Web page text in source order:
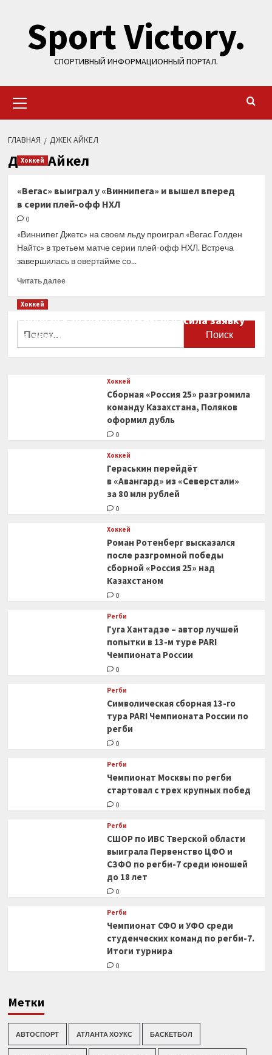
содержимому
Sport Victory.
СПОРТИВНЫЙ ИНФОРМАЦИОННЫЙ ПОРТАЛ.
меню
ГЛАВНАЯ ДЖЕК АЙКЕЛ
Джек Айкел
Хоккей
«Вегас» выиграл у «Виннипега» и вышел вперед
в серии плей-офф НХЛ
0
«Виннипег Джетс» на своем льду проиграл «Вегас Голден
Найтс» в третьем матче серии плей-офф НХЛ. Встреча
завершилась в овертайме со...
Читать далееПрочитать
и вышел
Хоккей
Сборная Канады по хоккею огласила заявку
на чемпионат мира
Хоккей
Сборная «Россия 25» разгромила
команду Казахстана, Поляков
оформил дубль
0
Хоккей
Гераськин перейдёт
в «Авангард» из «Северстали»
за 80 млн рублей
0
Хоккей
Роман Ротенберг высказался
после разгромной победы
сборной «Россия 25» над
Казахстаном
0
Регби
Гуга Хантадзе – автор лучшей
попытки в 13-м туре PARI
Чемпионата России
0
Регби
Символическая сборная 13-го
тура PARI Чемпионата России по
регби
0
Регби
Чемпионат Москвы по регби
стартовал с трех крупных побед
0
Регби
СШОР по ИВС Тверской области
выиграла Первенство ЦФО и
СЗФО по регби-7 среди юношей
до 18 лет
0
Регби
Чемпионат СФО и УФО среди
студенческих команд по регби-7.
Итоги турнира
0
Метки
АВТОСПОРТ АТЛАНТА ХОУКС БАСКЕТБОЛ